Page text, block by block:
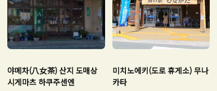
야메차(八女茶) 산지 도매상
시게마츠 하쿠주센엔
미치노에키(도로 휴게소) 무나
카타